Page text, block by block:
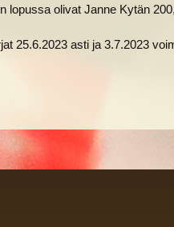
lopussa olivat Janne Kytän
25.6.2023 asti ja 3.7.2023